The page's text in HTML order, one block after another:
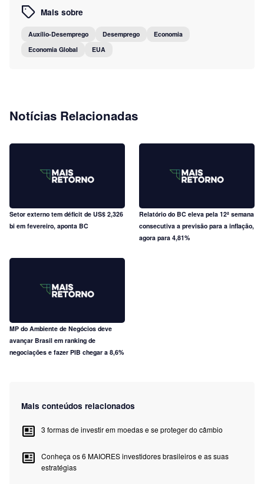
Mais sobre
Auxílio-Desemprego Desemprego
Economia
Economia Global
EUA
Notícias Relacionadas
Setor externo tem déficit de US$ 2,326
bi em fevereiro, aponta BC
Relatório do BC eleva pela 12ª semana
consecutiva a previsão para a inflação,
agora para 4,81%
MP do Ambiente de Negócios deve
avançar Brasil em ranking de
negociações e fazer PIB chegar a 8,6%
Mais conteúdos relacionados
3 formas de investir em moedas e se proteger do câmbio
Conheça os 6 MAIORES investidores brasileiros e as suas
estratégias